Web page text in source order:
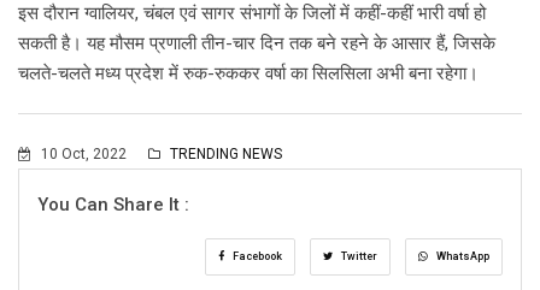
इस दौरान ग्वालियर, चंबल एवं सागर संभागों के जिलों में कहीं-कहीं भारी वर्षा हो
सकती है। यह मौसम प्रणाली तीन-चार दिन तक बने रहने के आसार हैं, जिसके
चलते-चलते मध्य प्रदेश में रुक-रुककर वर्षा का सिलसिला अभी बना रहेगा।
10 Oct, 2022 TRENDING NEWS
You Can Share It :
Facebook Twitter WhatsApp